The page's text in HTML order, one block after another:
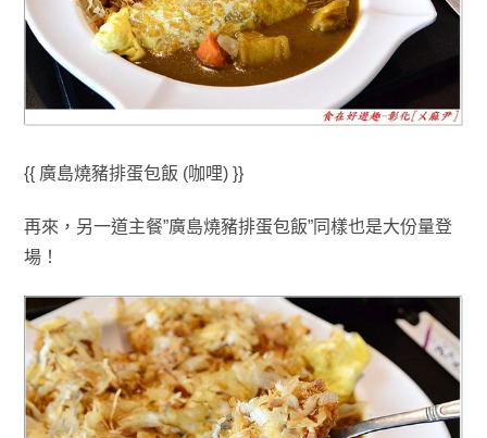
{{ 廣島燒豬排蛋包飯 (咖哩) }}
再來 ， 另一道主餐”廣島燒豬排蛋包飯”同樣也是大份量登
場！